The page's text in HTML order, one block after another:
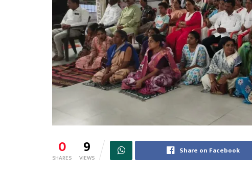
0
SHARES 9
VIEWS
Share on Facebook